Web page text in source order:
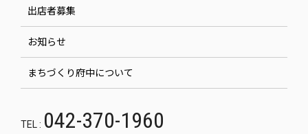
出店者募集
お知らせ
まちづくり府中について
TEL : 042-370-1960